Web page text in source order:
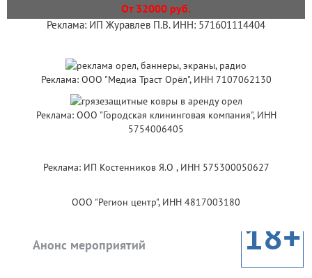
От 32000 руб.
Реклама: ИП Журавлев П.В. ИНН: 571601114404
Реклама: ООО "Медиа Траст Орёл", ИНН 7107062130
Реклама: ООО "Городская клининговая компания", ИНН
5754006405
Реклама: ИП Костенников Я.О , ИНН 575300050627
ООО "Регион центр", ИНН 4817003180
Анонс мероприятий 18+